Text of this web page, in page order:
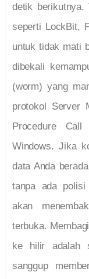
detik berikutnya.
seperti LockBit,
untuk tidak mati
dibekali
(worm) yang
protokol Server
Procedure
Windows. Jika
data Anda
tanpa ada
akan
terbuka.
ke hilir adalah
sanggup